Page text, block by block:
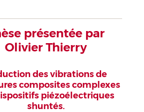
présentée par
Olivier Thierry
des vibrations de
composites complexes
piézoélectriques
shuntés.